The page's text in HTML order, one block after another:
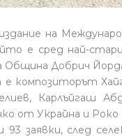
на
е сред най-
Община Добрич
композиторът
Карлъйгаш
от Украйна и
93 заявки, след